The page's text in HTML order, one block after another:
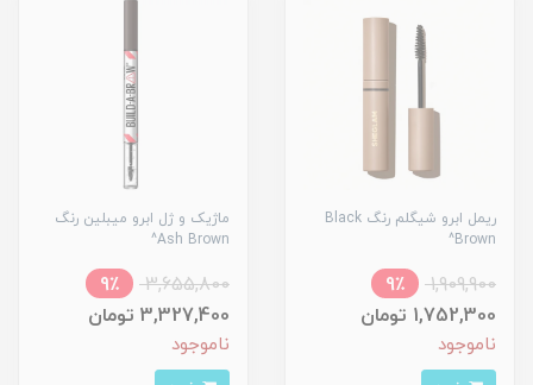
ریمل ابرو شیگلم رنگ Black
Brown^
1,909,900
9٪
1,752,300 تومان
ناموجود
ماژیک و ژل ابرو میبلین رنگ
Ash Brown^
3,655,800
9٪
3,327,400 تومان
ناموجود